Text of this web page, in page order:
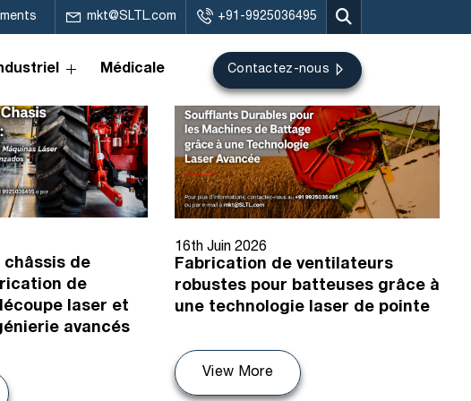
mkt@SLTL.com +91-9925036495
Médicale Contactez-nous
de
de
laser et
avancés
16th Juin 2026
Fabrication de ventilateurs
robustes pour batteuses grâce à
une technologie laser de pointe
View More